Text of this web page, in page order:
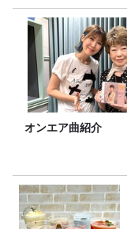
オンエア曲紹介